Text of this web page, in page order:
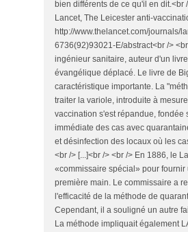
bien différents de ce qu'il en dit.<br
Lancet, The Leicester anti-
http://www.thelancet.com/journals/
6736(92)93021-E/abstract<br />
ingénieur sanitaire, auteur d'un
évangélique déplacé. Le livre de
caractéristique importante. La
traiter la variole, introduite à
vaccination s'est répandue, fondée
immédiate des cas avec
et désinfection des locaux où les
<br /> [...]<br /> <br /> En 1886, le
«commissaire spécial» pour fournir
première main. Le commissaire a
l'efficacité de la méthode de
Cependant, il a souligné un autre
La méthode impliquait également